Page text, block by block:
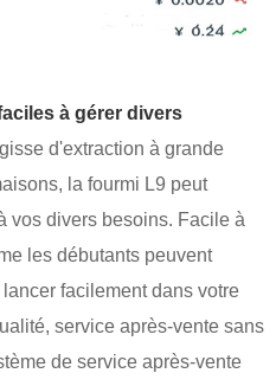
à gérer divers
d'extraction à grande
la fourmi L9 peut
vos divers besoins. Facile à
les débutants peuvent
facilement dans votre
service après-vente sans
de service après-vente